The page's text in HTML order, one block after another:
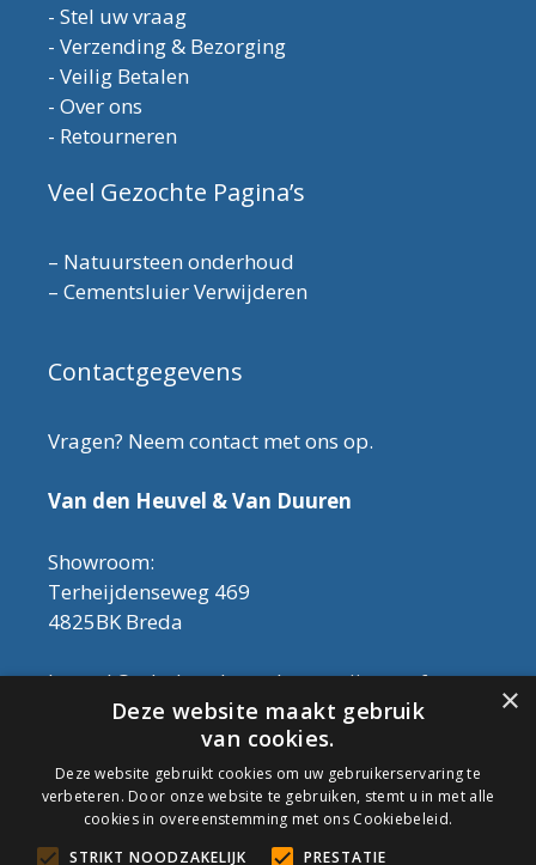
- Stel uw vraag
- Verzending & Bezorging
- Veilig Betalen
- Over ons
- Retourneren
Veel Gezochte Pagina’s
– Natuursteen onderhoud
– Cementsluier Verwijderen
Contactgegevens
Vragen? Neem contact met ons op.
Van den Heuvel & Van Duuren
Showroom:
Terheijdenseweg 469
4825BK Breda
Let op! Onderhoudsproducten zijn nu af te
halen in de showroom. Er kan alleen met
contant geld betaald worden, dus geen pin.
Tel: 076-3030554
Email: info@onderhoudshop.nl
×
Deze website maakt gebruik
van cookies.
Deze website gebruikt cookies om uw gebruikerservaring te
verbeteren. Door onze website te gebruiken, stemt u in met alle
cookies in overeenstemming met ons Cookiebeleid.
STRIKT NOODZAKELIJK
PRESTATIE